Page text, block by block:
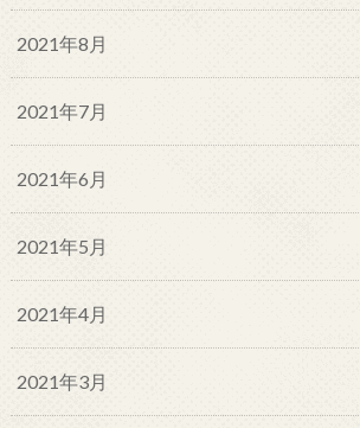
2021年8月
2021年7月
2021年6月
2021年5月
2021年4月
2021年3月